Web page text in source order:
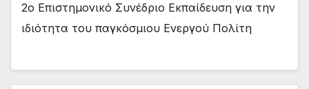
2ο Επιστημονικό Συνέδριο Εκπαίδευση για την
ιδιότητα του παγκόσμιου Ενεργού Πολίτη